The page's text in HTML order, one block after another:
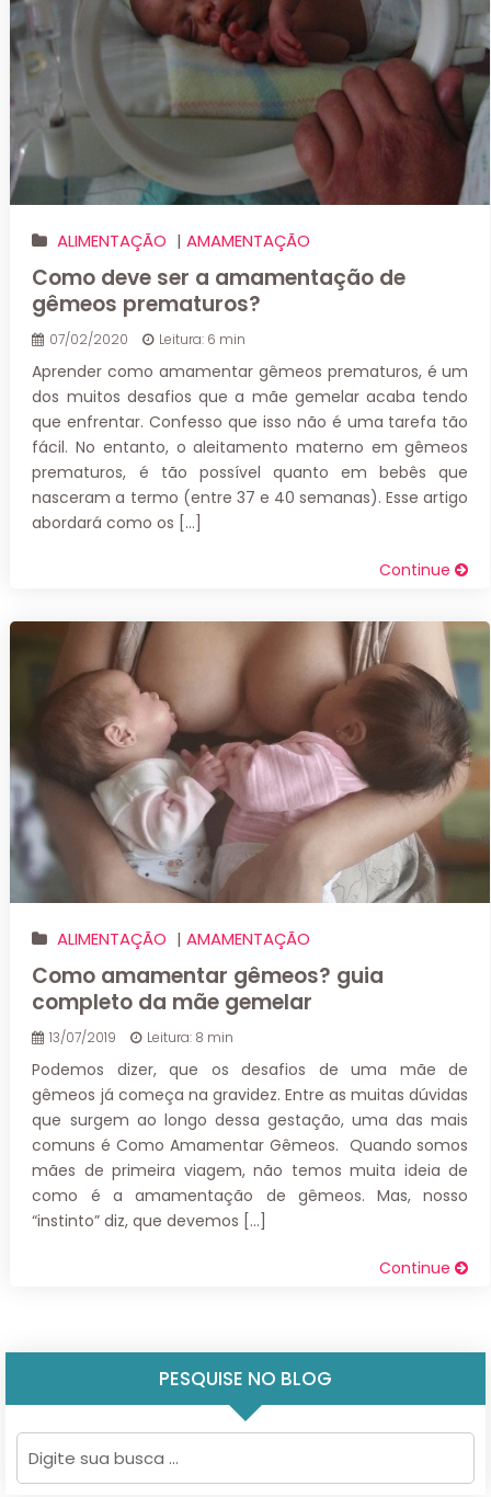
ALIMENTAÇÃO |AMAMENTAÇÃO
Como deve ser a amamentação de
gêmeos prematuros?
07/02/2020 Leitura: 6 min
Aprender como amamentar gêmeos prematuros, é um
dos muitos desafios que a mãe gemelar acaba tendo
que enfrentar. Confesso que isso não é uma tarefa tão
fácil. No entanto, o aleitamento materno em gêmeos
prematuros, é tão possível quanto em bebês que
nasceram a termo (entre 37 e 40 semanas). Esse artigo
abordará como os […]
Continue
ALIMENTAÇÃO |AMAMENTAÇÃO
Como amamentar gêmeos? guia
completo da mãe gemelar
13/07/2019 Leitura: 8 min
Podemos dizer, que os desafios de uma mãe de
gêmeos já começa na gravidez. Entre as muitas dúvidas
que surgem ao longo dessa gestação, uma das mais
comuns é Como Amamentar Gêmeos. Quando somos
mães de primeira viagem, não temos muita ideia de
como é a amamentação de gêmeos. Mas, nosso
“instinto” diz, que devemos […]
Continue
PESQUISE NO BLOG